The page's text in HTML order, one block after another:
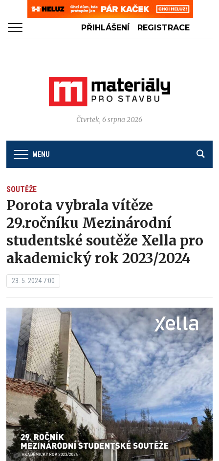
PŘIHLÁŠENÍ REGISTRACE
Čtvrtek, 6 srpna 2026
MENU
SOUTĚŽE
Porota vybrala vítěze
29.ročníku Mezinárodní
studentské soutěže Xella pro
akademický rok 2023/2024
23. 5. 2024 7:00